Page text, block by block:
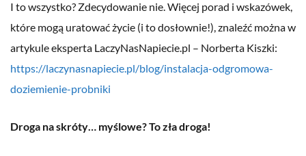
I to wszystko? Zdecydowanie nie. Więcej porad i wskazówek,
które mogą uratować życie (i to dosłownie!), znaleźć można w
artykule eksperta LaczyNasNapiecie.pl – Norberta Kiszki:
https://laczynasnapiecie.pl/blog/instalacja-odgromowa-
doziemienie-probniki
Droga na skróty… myślowe? To zła droga!